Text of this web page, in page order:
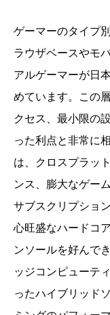
ゲーマーのタイプ
ラウザベースやモ
アルゲーマーが日
めています。この
クセス、最小限の
った利点と非常に
は、クロスプラッ
ンス、膨大なゲー
サブスクリプショ
心旺盛なハードコ
ンソールを好んで
ッジコンピューテ
ったハイブリッド